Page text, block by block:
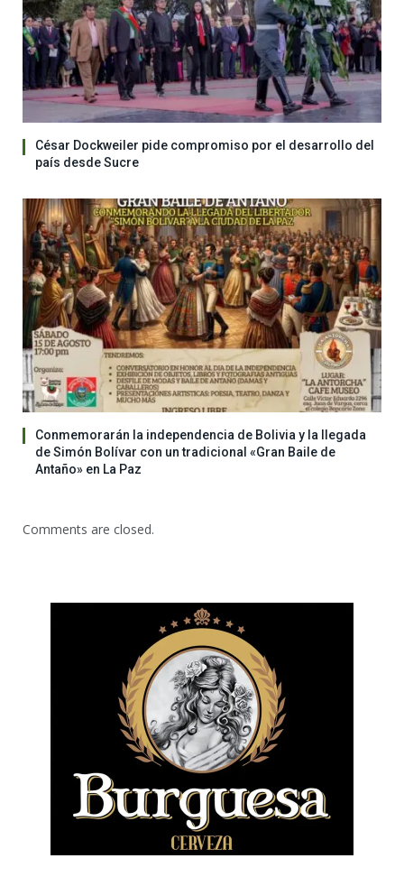
César Dockweiler pide compromiso por el desarrollo del
país desde Sucre
Conmemorarán la independencia de Bolivia y la llegada
de Simón Bolívar con un tradicional «Gran Baile de
Antaño» en La Paz
Comments are closed.